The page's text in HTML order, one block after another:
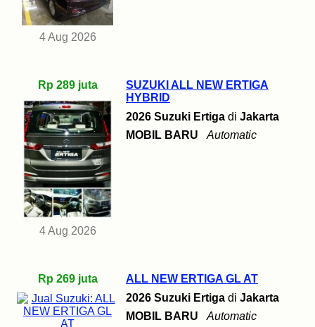
4 Aug 2026
Rp 289 juta
4 Aug 2026
SUZUKI ALL NEW ERTIGA
HYBRID
2026 Suzuki Ertiga di Jakarta
MOBIL BARU
Automatic
Rp 269 juta
ALL NEW ERTIGA GL AT
2026 Suzuki Ertiga di Jakarta
MOBIL BARU
Automatic